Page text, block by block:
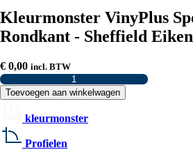
Kleurmonster VinyPlus
Rondkant - Sheffield
€ 0,00 incl. BTW
Kleurmonster
VinyPlus
Sponningdeel
Rondkant
-
Sheffield
Toevoegen aan winkelwagen
kleurmonster
Profielen